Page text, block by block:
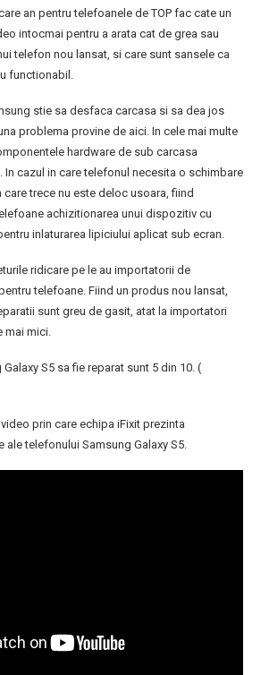
an pentru telefoanele de TOP fac cate un
intocmai pentru a arata cat de grea sau
telefon nou lansat, si care sunt sansele ca
functionabil.
stie sa desfaca carcasa si sa dea jos
problema provine de aici. In cele mai multe
hardware de sub carcasa
In cazul in care telefonul necesita o schimbare
trece nu este deloc usoara, fiind
achizitionarea unui dispozitiv cu
inlaturarea lipiciului aplicat sub ecran.
ridicare pe le au importatorii de
telefoane. Fiind un produs nou lansat,
sunt greu de gasit, atat la importatori
mai mici.
S5 sa fie reparat sunt 5 din 10. (
prin care echipa iFixit prezinta
telefonului Samsung Galaxy S5.